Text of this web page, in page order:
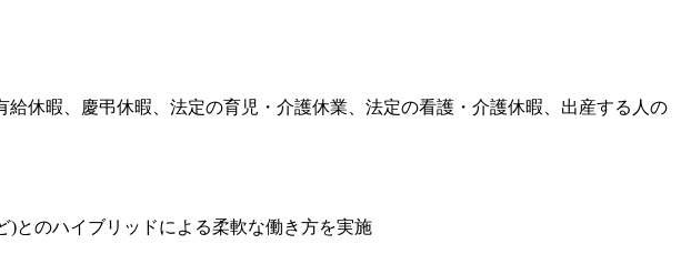
休暇、慶弔休暇、法定の育児・介護休業、法定の看護・介護休暇、出産する人の
)とのハイブリッドによる柔軟な働き方を実施